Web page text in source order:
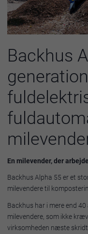
Backhus
En milevender, der
Backhus Alpha 55 er et
milevendere til
Backhus har i mere end
milevendere, som ikke
virksomheden næste